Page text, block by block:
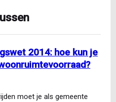
2014: hoe kun je
moet je als gemeente